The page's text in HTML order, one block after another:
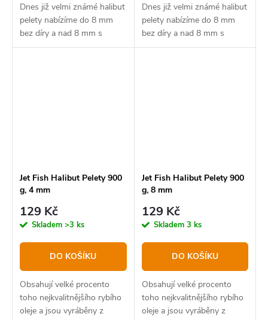
Dnes již velmi známé halibut
pelety nabízíme do 8 mm
bez díry a nad 8 mm s
dírou.
Dnes již velmi známé halibut
pelety nabízíme do 8 mm
bez díry a nad 8 mm s
dírou.
Jet Fish Halibut Pelety 900
g, 4 mm
129 Kč
Skladem >3 ks
DO KOŠÍKU
Obsahují velké procento
toho nejkvalitnějšího rybího
oleje a jsou vyráběny z
Jet Fish Halibut Pelety 900
g, 8 mm
129 Kč
Skladem 3 ks
DO KOŠÍKU
Obsahují velké procento
toho nejkvalitnějšího rybího
oleje a jsou vyráběny z